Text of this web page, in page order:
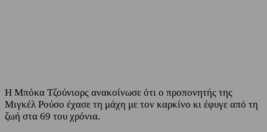
Η Μπόκα Τζούνιορς ανακοίνωσε ότι ο προπονητής της
Μιγκέλ Ρούσο έχασε τη μάχη με τον καρκίνο κι έφυγε από τη
ζωή στα 69 του χρόνια.